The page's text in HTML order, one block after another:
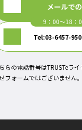
メールで
Tel:03-6457-
らの電話番号はTRUSTeラ
フォームではございません。